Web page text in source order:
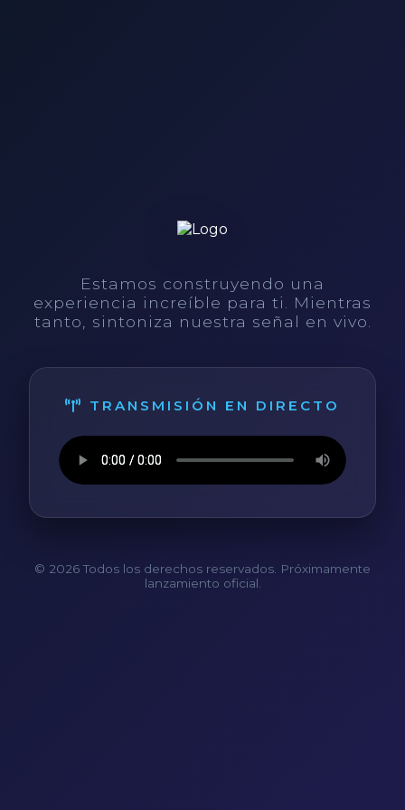
Estamos construyendo una
experiencia increíble para ti. Mientras
tanto, sintoniza nuestra señal en vivo.
TRANSMISIÓN EN DIRECTO
© 2026 Todos los derechos reservados. Próximamente
lanzamiento oficial.